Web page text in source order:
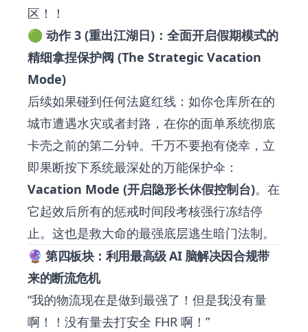
区！！
🟢 动作 3 (重出江湖日)：全面开启假期模式的
精细拿捏保护阀 (The Strategic Vacation
Mode)
后续如果碰到任何法庭红线：如你仓库所在的
城市遭遇水灾或者封路，在你的面单系统彻底
卡壳之前的第二分钟。千万不要抱有侥幸，立
即果断按下系统最深处的万能保护伞：
Vacation Mode (开启隐形长休假控制台)。在
它起效后所有的惩戒时间段考核强行冻结停
止。这也是救大命的最强底层逃生暗门法制。
🔮 第四板块：利用最高级 AI 脑解决因合规带
来的断流危机
“我的物流现在是做到最强了！但是我没有量
啊！！没有量去打安全 FHR 啊！”